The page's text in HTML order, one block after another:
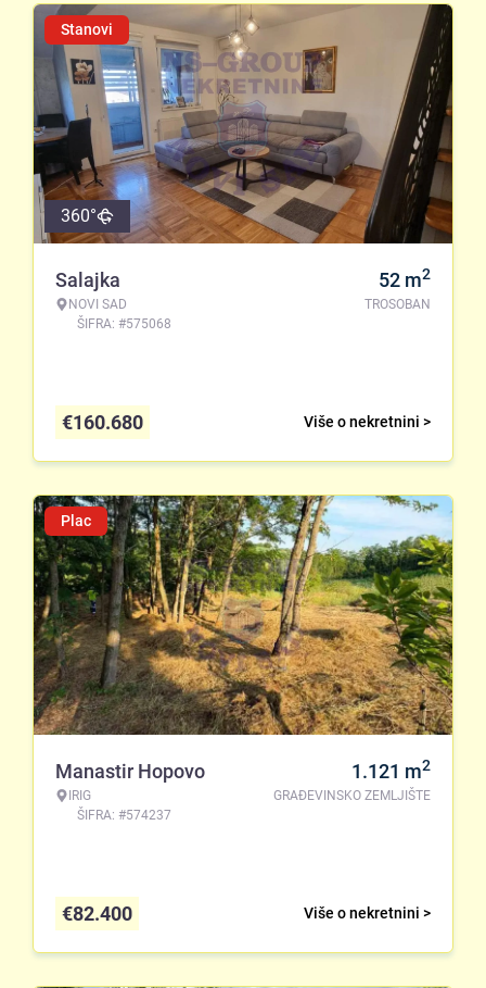
Stanovi
360°
Salajka
NOVI SAD
ŠIFRA: #575068
52 m2
TROSOBAN
Više o nekretnini >
€160.680
Plac
Manastir Hopovo
IRIG
ŠIFRA: #574237
1.121 m2
GRAĐEVINSKO ZEMLJIŠTE
Više o nekretnini >
€82.400